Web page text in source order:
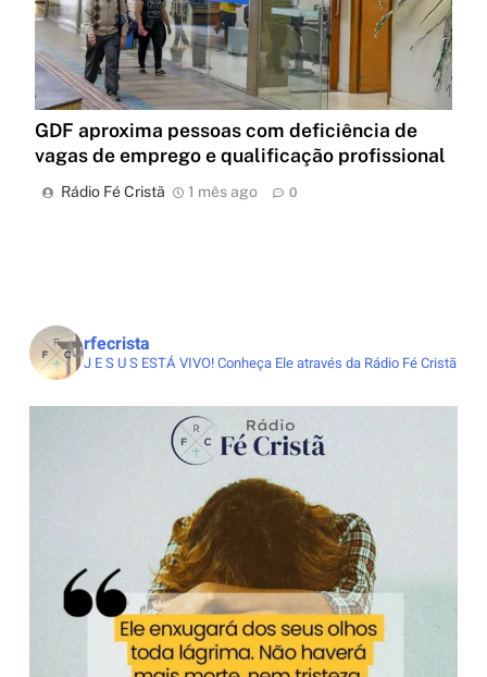
GDF aproxima pessoas com deficiência de
vagas de emprego e qualificação profissional
Rádio Fé Cristã 1 mês ago 0
rfecrista
J E S U S ESTÁ VIVO!Conheça Ele através da Rádio Fé Cristã